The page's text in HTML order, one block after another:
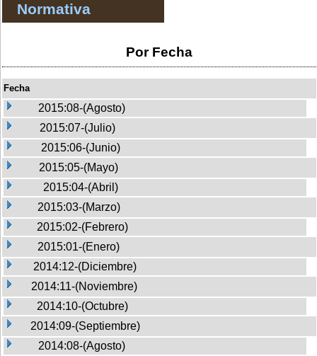
Normativa
Por Fecha
Fecha
2015:08-(Agosto)
2015:07-(Julio)
2015:06-(Junio)
2015:05-(Mayo)
2015:04-(Abril)
2015:03-(Marzo)
2015:02-(Febrero)
2015:01-(Enero)
2014:12-(Diciembre)
2014:11-(Noviembre)
2014:10-(Octubre)
2014:09-(Septiembre)
2014:08-(Agosto)